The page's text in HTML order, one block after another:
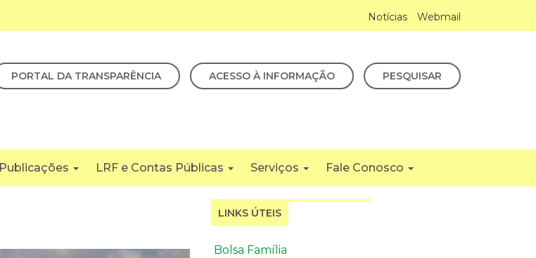
Notícias Webmail
PORTAL DA TRANSPARÊNCIA ACESSO À INFORMAÇÃO PESQUISAR
Publicações LRF e Contas Públicas Serviços Fale Conosco
LINKS ÚTEIS
Bolsa Família